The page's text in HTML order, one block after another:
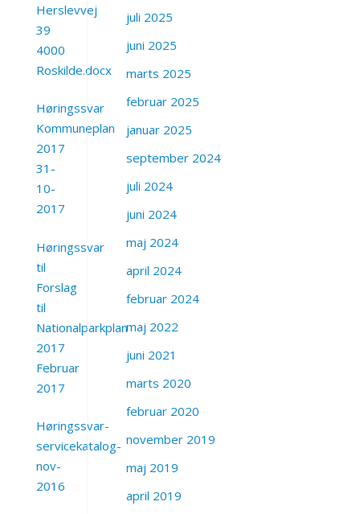
Herslevvej
39
4000
Roskilde.docx
Høringssvar
Kommuneplan
2017
31-
10-
2017
Høringssvar
til
Forslag
til
Nationalparkplan
2017
Februar
2017
Høringssvar-
servicekatalog-
nov-
2016
juli 2025
juni 2025
marts 2025
februar 2025
januar 2025
september 2024
juli 2024
juni 2024
maj 2024
april 2024
februar 2024
maj 2022
juni 2021
marts 2020
februar 2020
november 2019
maj 2019
april 2019